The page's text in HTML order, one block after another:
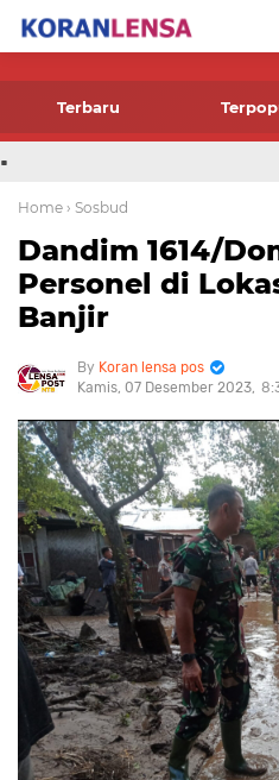
-->
Terbaru
.
Home › Sosbud
Dandim 1614/
Personel di
Banjir
Koran lensa pos
Kamis, 07 Desember 2023